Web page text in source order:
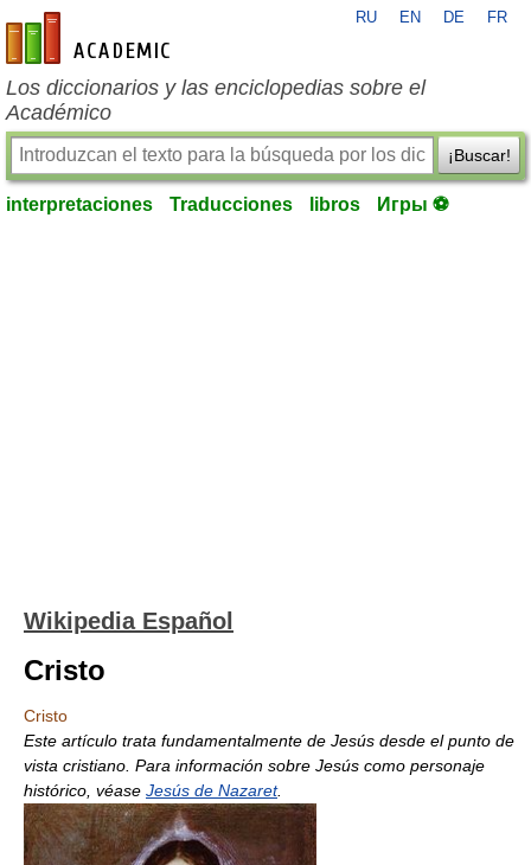
es-academic.com
RU EN DE FR
Los diccionarios y las enciclopedias sobre el
Académico
¡Buscar!
interpretaciones Traducciones libros Игры ⚽
Wikipedia Español
Cristo
Cristo
Este artículo trata fundamentalmente de Jesús desde el punto de
vista cristiano. Para información sobre Jesús como personaje
histórico, véase Jesús de Nazaret.